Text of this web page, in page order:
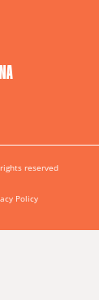
reserved
Policy